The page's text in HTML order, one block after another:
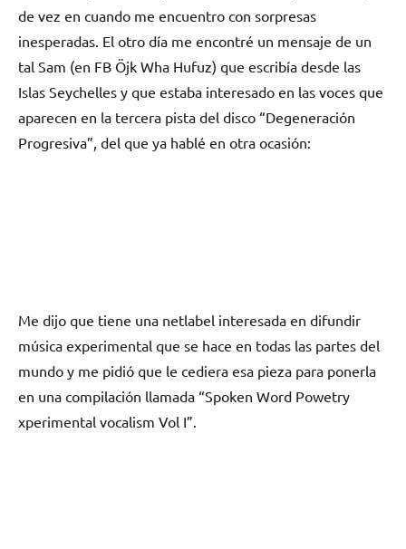
de vez en cuando me encuentro con sorpresas
inesperadas. El otro día me encontré un mensaje de un
tal Sam (en FB Öjk Wha Hufuz) que escribía desde las
Islas Seychelles y que estaba interesado en las voces que
aparecen en la tercera pista del disco “Degeneración
Progresiva”, del que ya hablé en otra ocasión:
Me dijo que tiene una netlabel interesada en difundir
música experimental que se hace en todas las partes del
mundo y me pidió que le cediera esa pieza para ponerla
en una compilación llamada “Spoken Word Powetry
xperimental vocalism Vol I”.